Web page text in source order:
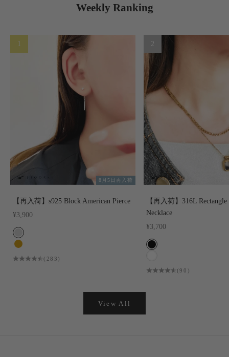
Weekly Ranking
8月5日再入荷
【再入荷】s925 Block American Pierce
セール価格
¥3,900
COLOR
SILVER
GOLD
(283)
【再入荷】316L
Necklace
セール価格
¥3,700
COLOR
ブラック
(90)
View All